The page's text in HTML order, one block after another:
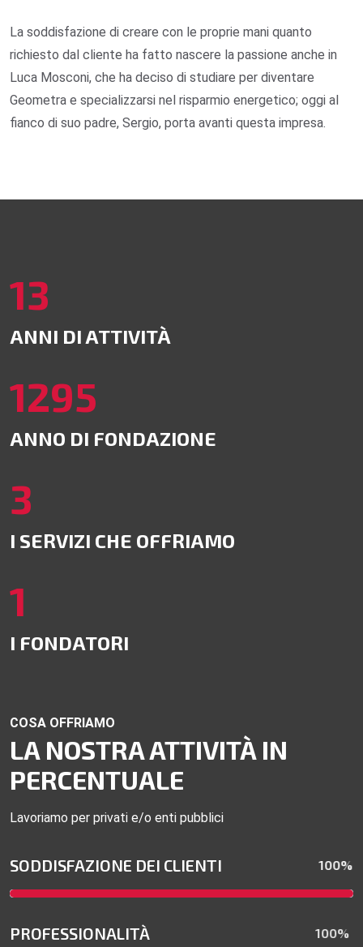
La soddisfazione di creare con le proprie mani quanto
richiesto dal cliente ha fatto nascere la passione anche in
Luca Mosconi, che ha deciso di studiare per diventare
Geometra e specializzarsi nel risparmio energetico; oggi al
fianco di suo padre, Sergio, porta avanti questa impresa.
16
ANNI DI ATTIVITÀ
1638
ANNO DI FONDAZIONE
4
I SERVIZI CHE OFFRIAMO
1
I FONDATORI
COSA OFFRIAMO
LA NOSTRA ATTIVITÀ IN
PERCENTUALE
Lavoriamo per privati e/o enti pubblici
SODDISFAZIONE DEI CLIENTI 100%
PROFESSIONALITÀ 100%